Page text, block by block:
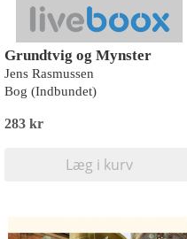
Grundtvig og Mynster
Jens Rasmussen
Bog (Indbundet)
283 kr
Læg i kurv